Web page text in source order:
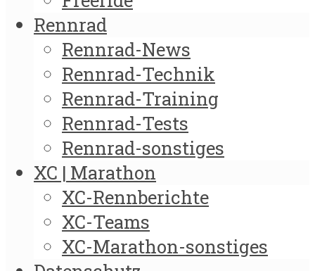
Rennrad
Rennrad-News
Rennrad-Technik
Rennrad-Training
Rennrad-Tests
Rennrad-sonstiges
XC | Marathon
XC-Rennberichte
XC-Teams
XC-Marathon-sonstiges